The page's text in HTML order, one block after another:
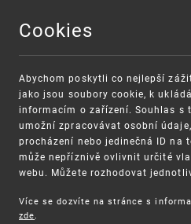
VAROVÁNÍ
Finanční podpora
Cookies
Abychom poskytli co nejlepší
jako jsou soubory cookie, k
informacím o zařízení. Souhlas s
umožní zpracovávat osobní
procházení nebo jedinečná ID na
může nepříznivě ovlivnit určité
webu. Můžete rozhodovat
Více se dozvíte na stránce s
zde.